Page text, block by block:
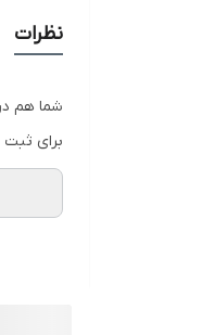
نظرات
شما هم
برای ثبت